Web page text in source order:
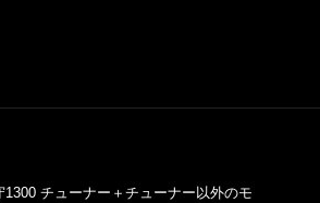
チューナー＋チューナー以外のモ